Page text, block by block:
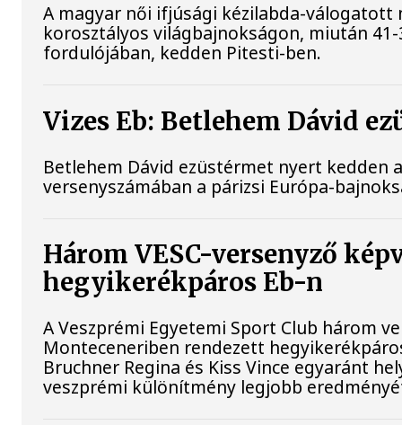
A magyar női ifjúsági kézilabda-
korosztályos világbajnokságon, miután
fordulójában, kedden Pitesti-ben.
Vizes Eb: Betlehem Dávid
Betlehem Dávid ezüstérmet nyert kedden
versenyszámában a párizsi Európa-
Három VESC-versenyző
hegyikerékpáros Eb-n
A Veszprémi Egyetemi Sport Club három
Monteceneriben rendezett
Bruchner Regina és Kiss Vince egyaránt
veszprémi különítmény legjobb